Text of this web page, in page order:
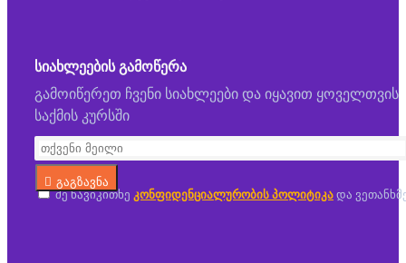
ᲡᲘᲐᲮᲚᲔᲔᲑᲘᲡ ᲒᲐᲛᲝᲬᲔᲠᲐ
გამოიწერეთ ჩვენი სიახლეები და იყავით ყოველთვის
საქმის კურსში
გაგზავნა
მე წავიკითხე კონფიდენციალურობის პოლიტიკა და